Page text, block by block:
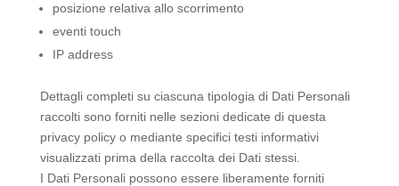
posizione relativa allo scorrimento
eventi touch
IP address
Dettagli completi su ciascuna tipologia di Dati Personali
raccolti sono forniti nelle sezioni dedicate di questa
privacy policy o mediante specifici testi informativi
visualizzati prima della raccolta dei Dati stessi.
I Dati Personali possono essere liberamente forniti